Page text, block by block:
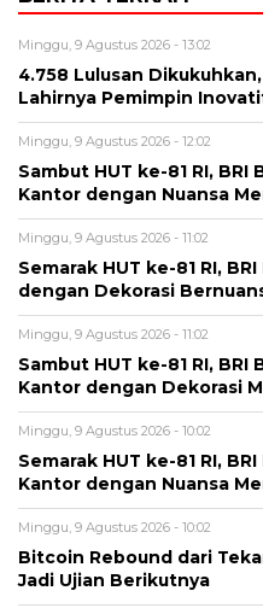
Minggu, 9 Agustus 2026 - 13:02
4.758 Lulusan
Lahirnya Pemimpin
Minggu, 9 Agustus 2026 - 12:02
Sambut HUT ke-81 RI, BRI
Kantor dengan Nuansa
Minggu, 9 Agustus 2026 - 11:02
Semarak HUT ke-81 RI,
dengan Dekorasi
Minggu, 9 Agustus 2026 - 11:02
Sambut HUT ke-81 RI, BRI
Kantor dengan Dekorasi
Minggu, 9 Agustus 2026 - 10:02
Semarak HUT ke-81 RI,
Kantor dengan Nuansa
Minggu, 9 Agustus 2026 - 10:02
Bitcoin Rebound dari
Jadi Ujian Berikutnya